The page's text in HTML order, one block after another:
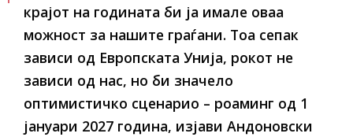
крајот на годината би ја имале оваа
можност за нашите граѓани. Тоа сепак
зависи од Европската Унија, рокот не
зависи од нас, но би значело
оптимистичко сценарио – роаминг од 1
јануари 2027 година, изјави Андоновски